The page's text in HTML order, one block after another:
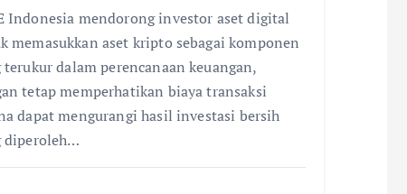
Indonesia mendorong investor aset digital
memasukkan aset kripto sebagai komponen
terukur dalam perencanaan keuangan,
tetap memperhatikan biaya transaksi
dapat mengurangi hasil investasi bersih
diperoleh…